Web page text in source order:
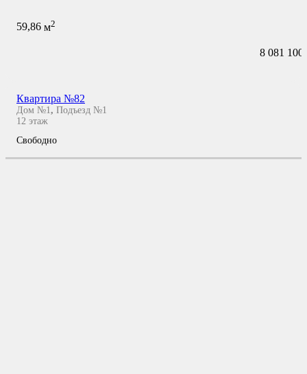
59,86 м2
8 081 100
Квартира №82
Дом №1, Подъезд №1
12 этаж
Свободно